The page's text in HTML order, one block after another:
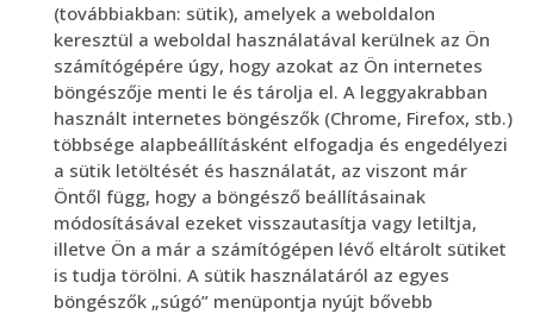
(továbbiakban: sütik), amelyek a weboldalon
keresztül a weboldal használatával kerülnek az Ön
számítógépére úgy, hogy azokat az Ön internetes
böngészője menti le és tárolja el. A leggyakrabban
használt internetes böngészők (Chrome, Firefox, stb.)
többsége alapbeállításként elfogadja és engedélyezi
a sütik letöltését és használatát, az viszont már
Öntől függ, hogy a böngésző beállításainak
módosításával ezeket visszautasítja vagy letiltja,
illetve Ön a már a számítógépen lévő eltárolt sütiket
is tudja törölni. A sütik használatáról az egyes
böngészők „súgó” menüpontja nyújt bővebb